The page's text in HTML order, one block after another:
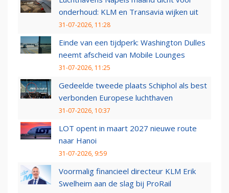
onderhoud: KLM en Transavia wijken uit
31-07-2026, 11:28
Einde van een tijdperk: Washington Dulles
neemt afscheid van Mobile Lounges
31-07-2026, 11:25
Gedeelde tweede plaats Schiphol als best
verbonden Europese luchthaven
31-07-2026, 10:37
LOT opent in maart 2027 nieuwe route
naar Hanoi
31-07-2026, 9:59
Voormalig financieel directeur KLM Erik
Swelheim aan de slag bij ProRail